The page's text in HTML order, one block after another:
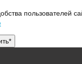
пользователей